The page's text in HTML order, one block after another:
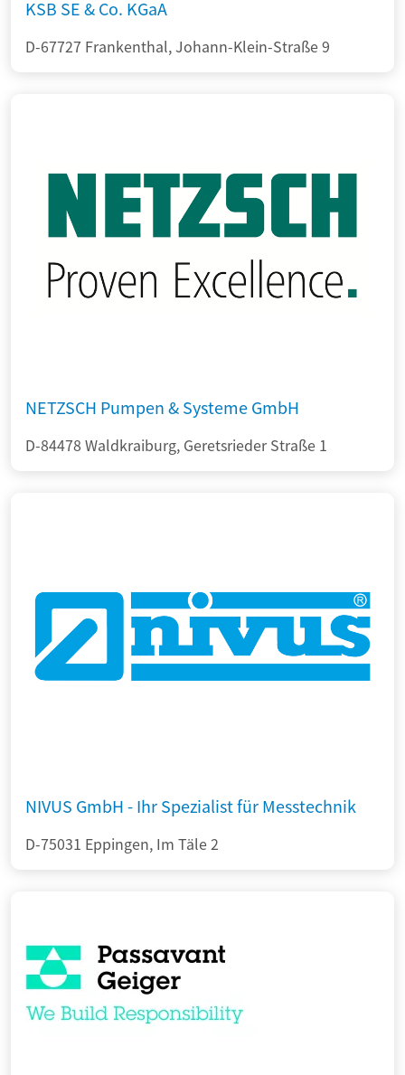
KSB SE & Co. KGaA
D-67727 Frankenthal, Johann-Klein-Straße 9
NETZSCH Pumpen & Systeme GmbH
D-84478 Waldkraiburg, Geretsrieder Straße 1
NIVUS GmbH - Ihr Spezialist für Messtechnik
D-75031 Eppingen, Im Täle 2